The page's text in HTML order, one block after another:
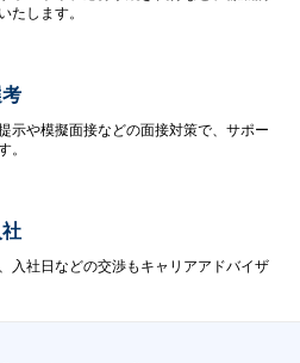
たします。
示や模擬面接などの面接対策で、サポー
。
入社日などの交渉もキャリアアドバイザ